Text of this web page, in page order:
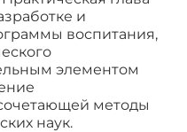
и
воспитания,
элементом
методы
наук.